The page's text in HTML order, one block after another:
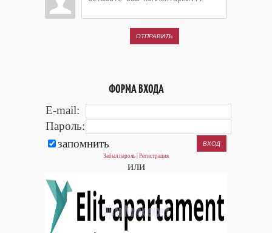
ОТПРАВИТЬ
ФОРМА ВХОДА
E-mail:
Пароль:
запомнить
Забыл пароль Регистрация
или